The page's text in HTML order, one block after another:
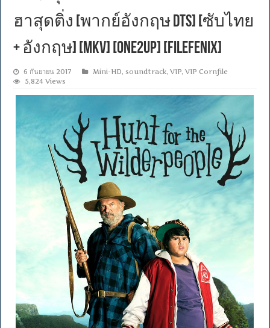
ฮาสุดติ่ง [พากย์อังกฤษ DTS] [ซับไทย
+ อังกฤษ] [MKV] [ONE2UP] [Filefenix]
6 กันยายน 2017 Mini-HD, soundtrack,VIP,VIP Cornfile
5,824 Views